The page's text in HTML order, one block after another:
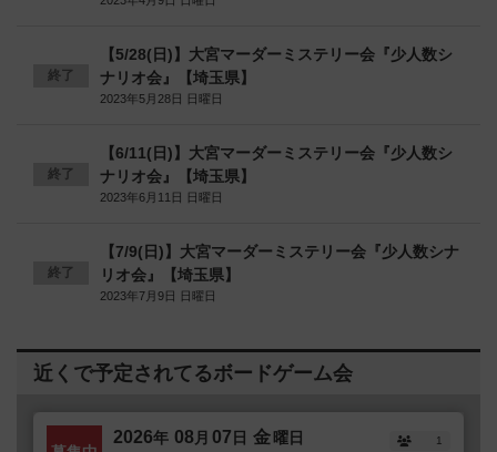
終了
【5/28(日)】大宮マーダーミステリー会『少人数シ
ナリオ会』【埼玉県】
2023年5月28日 日曜日
終了
【6/11(日)】大宮マーダーミステリー会『少人数シ
ナリオ会』【埼玉県】
2023年6月11日 日曜日
終了
【7/9(日)】大宮マーダーミステリー会『少人数シナ
リオ会』【埼玉県】
2023年7月9日 日曜日
近くで予定されてるボードゲーム会
2026年 08 月 07日 金曜日
1